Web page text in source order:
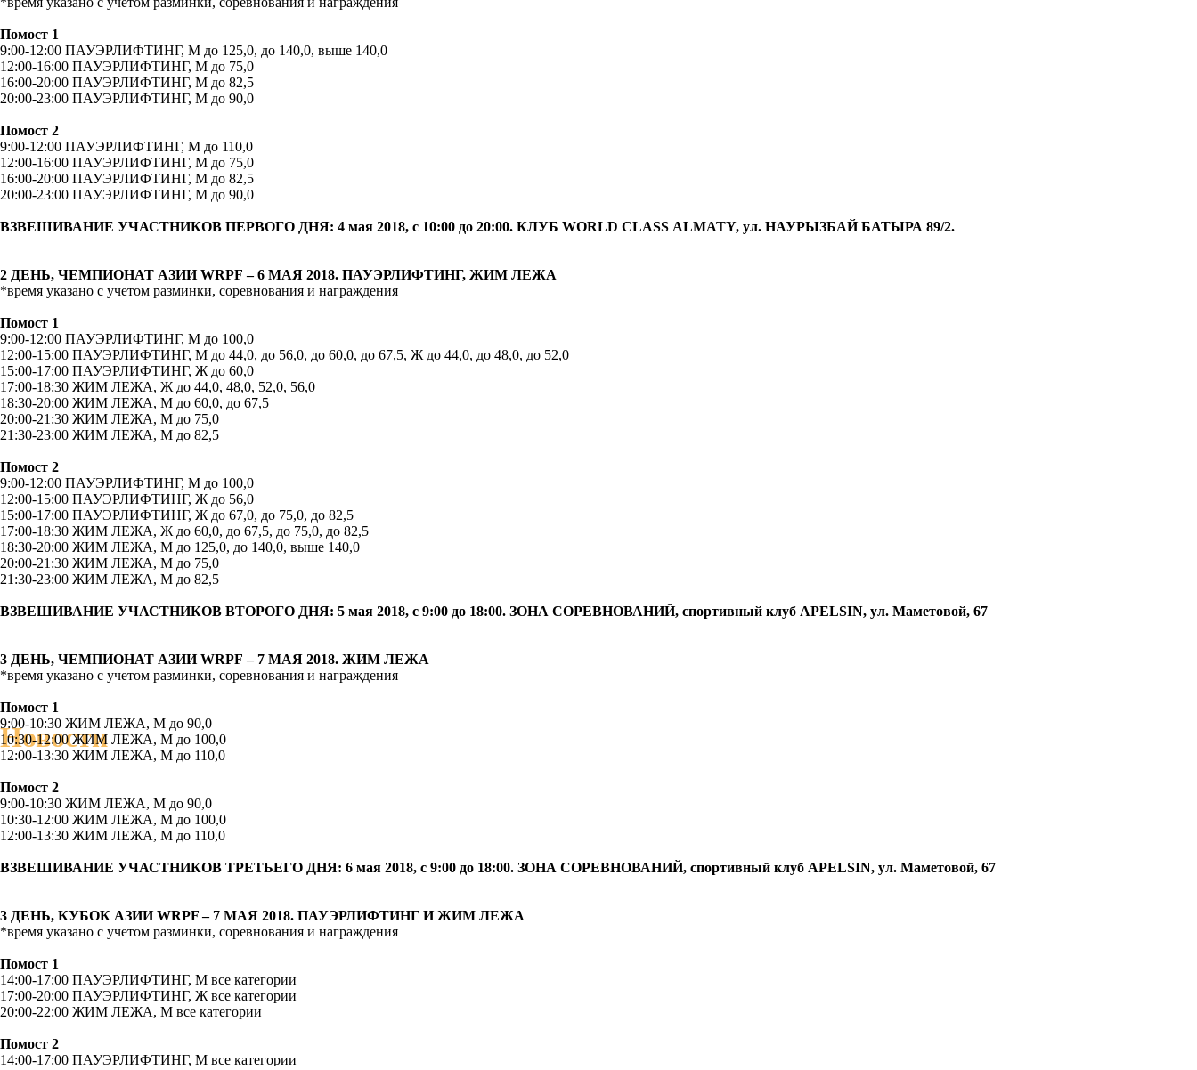
Новости
Помост 1
9:00-12:00 ПАУЭРЛИФТИНГ, М до 125,0, до 140,0, выше 140,0
12:00-16:00 ПАУЭРЛИФТИНГ, М до 75,0
16:00-20:00 ПАУЭРЛИФТИНГ, М до 82,5
20:00-23:00 ПАУЭРЛИФТИНГ, М до 90,0
Помост 2
9:00-12:00 ПАУЭРЛИФТИНГ, М до 110,0
12:00-16:00 ПАУЭРЛИФТИНГ, М до 75,0
16:00-20:00 ПАУЭРЛИФТИНГ, М до 82,5
20:00-23:00 ПАУЭРЛИФТИНГ, М до 90,0
ВЗВЕШИВАНИЕ УЧАСТНИКОВ ПЕРВОГО ДНЯ: 4 мая 2018, с 10:00 до 20:00. КЛУБ WORLD CLASS ALMATY, ул. НАУРЫЗБАЙ БАТЫРА 89/2.
2 ДЕНЬ, ЧЕМПИОНАТ АЗИИ WRPF – 6 МАЯ 2018. ПАУЭРЛИФТИНГ, ЖИМ ЛЕЖА
*время указано с учетом разминки, соревнования и награждения
Помост 1
9:00-12:00 ПАУЭРЛИФТИНГ, М до 100,0
12:00-15:00 ПАУЭРЛИФТИНГ, М до 44,0, до 56,0, до 60,0, до 67,5, Ж до 44,0, до 48,0, до 52,0
15:00-17:00 ПАУЭРЛИФТИНГ, Ж до 60,0
17:00-18:30 ЖИМ ЛЕЖА, Ж до 44,0, 48,0, 52,0, 56,0
18:30-20:00 ЖИМ ЛЕЖА, М до 60,0, до 67,5
20:00-21:30 ЖИМ ЛЕЖА, М до 75,0
21:30-23:00 ЖИМ ЛЕЖА, М до 82,5
Помост 2
9:00-12:00 ПАУЭРЛИФТИНГ, М до 100,0
12:00-15:00 ПАУЭРЛИФТИНГ, Ж до 56,0
15:00-17:00 ПАУЭРЛИФТИНГ, Ж до 67,0, до 75,0, до 82,5
17:00-18:30 ЖИМ ЛЕЖА, Ж до 60,0, до 67,5, до 75,0, до 82,5
18:30-20:00 ЖИМ ЛЕЖА, М до 125,0, до 140,0, выше 140,0
20:00-21:30 ЖИМ ЛЕЖА, М до 75,0
21:30-23:00 ЖИМ ЛЕЖА, М до 82,5
ВЗВЕШИВАНИЕ УЧАСТНИКОВ ВТОРОГО ДНЯ: 5 мая 2018, с 9:00 до 18:00. ЗОНА СОРЕВНОВАНИЙ, спортивный клуб APELSIN, ул. Маметовой, 67
3 ДЕНЬ, ЧЕМПИОНАТ АЗИИ WRPF – 7 МАЯ 2018. ЖИМ ЛЕЖА
*время указано с учетом разминки, соревнования и награждения
Помост 1
9:00-10:30 ЖИМ ЛЕЖА, М до 90,0
10:30-12:00 ЖИМ ЛЕЖА, М до 100,0
12:00-13:30 ЖИМ ЛЕЖА, М до 110,0
Помост 2
9:00-10:30 ЖИМ ЛЕЖА, М до 90,0
10:30-12:00 ЖИМ ЛЕЖА, М до 100,0
12:00-13:30 ЖИМ ЛЕЖА, М до 110,0
ВЗВЕШИВАНИЕ УЧАСТНИКОВ ТРЕТЬЕГО ДНЯ: 6 мая 2018, с 9:00 до 18:00. ЗОНА СОРЕВНОВАНИЙ, спортивный клуб APELSIN, ул. Маметовой, 67
3 ДЕНЬ, КУБОК АЗИИ WRPF – 7 МАЯ 2018. ПАУЭРЛИФТИНГ И ЖИМ ЛЕЖА
*время указано с учетом разминки, соревнования и награждения
Помост 1
14:00-17:00 ПАУЭРЛИФТИНГ, М все категории
17:00-20:00 ПАУЭРЛИФТИНГ, Ж все категории
20:00-22:00 ЖИМ ЛЕЖА, М все категории
Помост 2
14:00-17:00 ПАУЭРЛИФТИНГ, М все категории